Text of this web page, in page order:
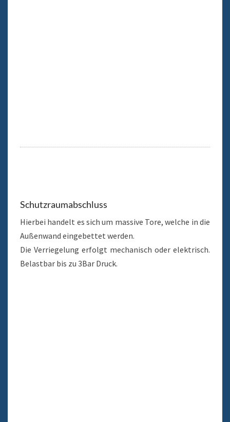
Schutzraumabschluss
Hierbei handelt es sich um massive Tore, welche in die
Außenwand eingebettet werden.
Die Verriegelung erfolgt mechanisch oder elektrisch.
Belastbar bis zu 3Bar Druck.